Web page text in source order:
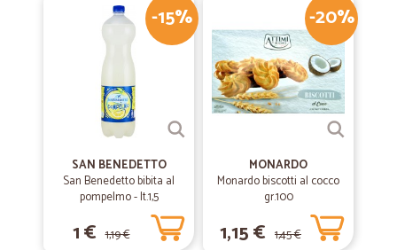
-15%
SAN BENEDETTO
San Benedetto bibita al
pompelmo - lt.1,5
1 € 1,19 €
-20%
MONARDO
Monardo biscotti al cocco
gr.100
1,15 € 1,45 €